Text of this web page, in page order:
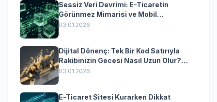
Sessiz Veri Devrimi: E-Ticaretin
Görünmez Mimarisi ve Mobil
Dönüşümün Kurumsal Anahtarı
03.01.2026
Dijital Dönenç: Tek Bir Kod Satırıyla
Rakibinizin Gecesi Nasıl Uzun Olur?
(Kurumsal Yazılımın Güçlü Rolü)
03.01.2026
E-Ticaret Sitesi Kurarken Dikkat